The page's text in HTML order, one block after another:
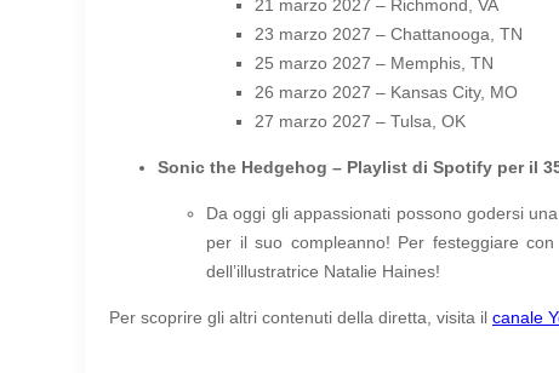
21 marzo 2027 – Richmond, VA
23 marzo 2027 – Chattanooga, TN
25 marzo 2027 – Memphis, TN
26 marzo 2027 – Kansas City, MO
27 marzo 2027 – Tulsa, OK
Sonic the Hedgehog – Playlist di Spotify per il
Da oggi gli appassionati possono godersi
per il suo compleanno! Per festeggiare
dell’illustratrice Natalie Haines!
Per scoprire gli altri contenuti della diretta, visita il canale